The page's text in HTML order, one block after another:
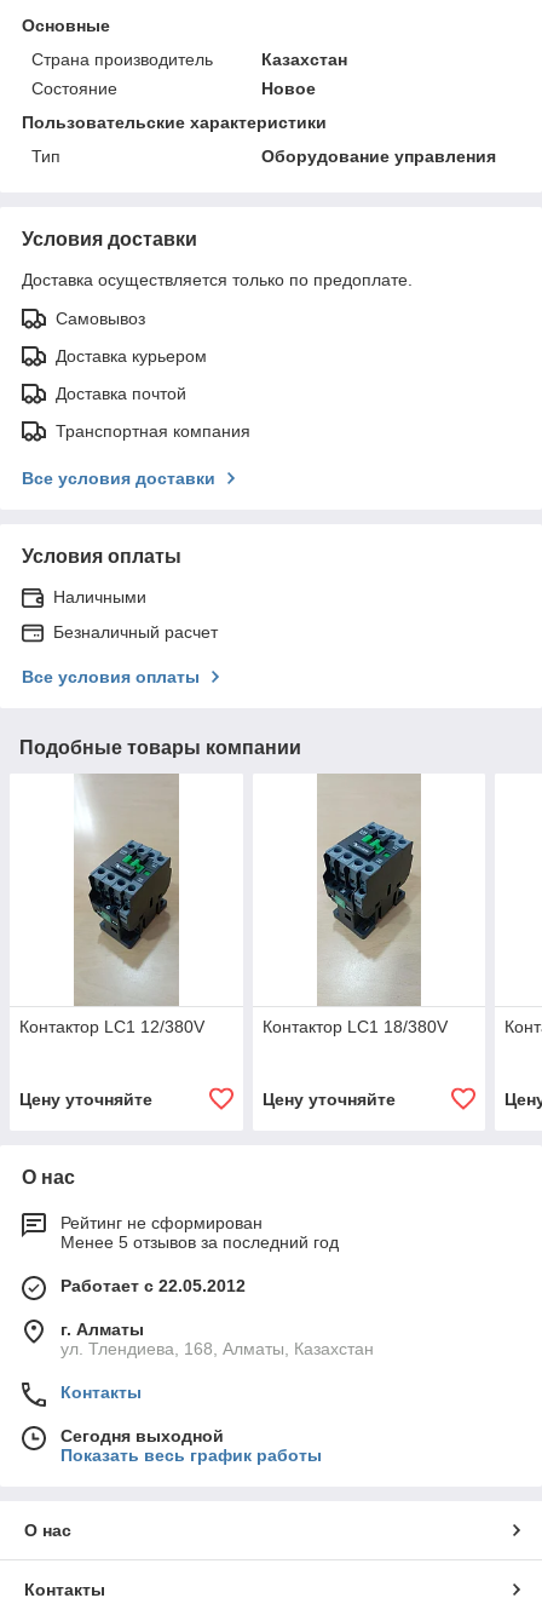
Основные
Страна производитель
Казахстан
Состояние
Новое
Пользовательские характеристики
Тип
Оборудование управления
Условия доставки
Доставка осуществляется только по предоплате.
Самовывоз
Доставка курьером
Доставка почтой
Транспортная компания
Все условия доставки
Условия оплаты
Наличными
Безналичный расчет
Все условия оплаты
Подобные товары компании
Контактор LC1 12/380V
Цену уточняйте
Контактор LC1 18/380V
Цену уточняйте
О нас
Рейтинг не сформирован
Менее 5 отзывов за последний год
Работает с 22.05.2012
г. Алматы
ул. Тлендиева, 168, Алматы, Казахстан
Контакты
Сегодня выходной
Показать весь график работы
О нас
Контакты